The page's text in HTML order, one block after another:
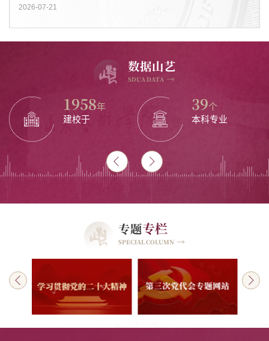
2026-07-21
数据山艺
SDUA DATA
1958年
建校于
39个
本科专业
专题专栏
SPECIAL COLUMN